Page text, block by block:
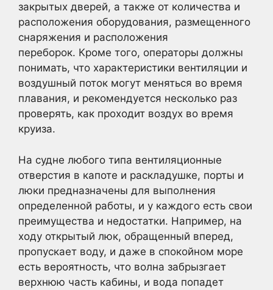
закрытых дверей, а также от количества и
расположения оборудования, размещенного
снаряжения и расположения
переборок. Кроме того, операторы должны
понимать, что характеристики вентиляции и
воздушный поток могут меняться во время
плавания, и рекомендуется несколько раз
проверять, как проходит воздух во время
круиза.
На судне любого типа вентиляционные
отверстия в капоте и раскладушке, порты и
люки предназначены для выполнения
определенной работы, и у каждого есть свои
преимущества и недостатки. Например, на
ходу открытый люк, обращенный вперед,
пропускает воду, и даже в спокойном море
есть вероятность, что волна забрызгает
верхнюю часть кабины, и вода попадет